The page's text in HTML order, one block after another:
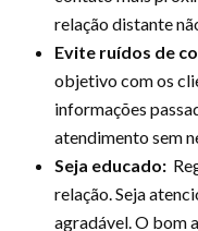
relação distante
Evite ruídos de
objetivo com os
informações
atendimento sem
Seja educado:
relação. Seja
agradável. O bom